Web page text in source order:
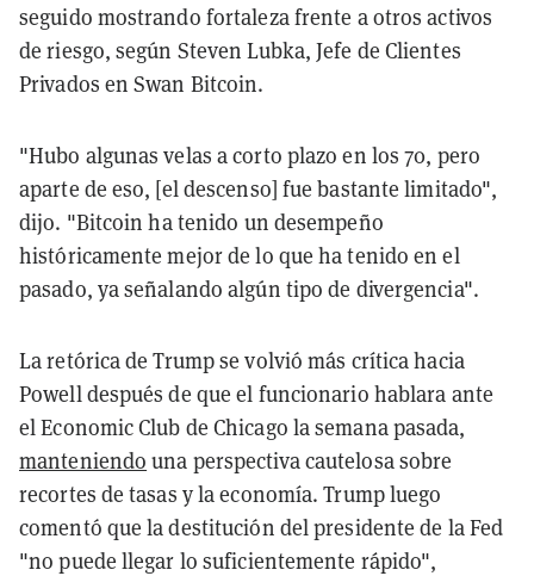
seguido mostrando fortaleza frente a otros activos
de riesgo, según Steven Lubka, Jefe de Clientes
Privados en Swan Bitcoin.
"Hubo algunas velas a corto plazo en los 70, pero
aparte de eso, [el descenso] fue bastante limitado",
dijo. "Bitcoin ha tenido un desempeño
históricamente mejor de lo que ha tenido en el
pasado, ya señalando algún tipo de divergencia".
La retórica de Trump se volvió más crítica hacia
Powell después de que el funcionario hablara ante
el Economic Club de Chicago la semana pasada,
manteniendo una perspectiva cautelosa sobre
recortes de tasas y la economía. Trump luego
comentó que la destitución del presidente de la Fed
"no puede llegar lo suficientemente rápido",